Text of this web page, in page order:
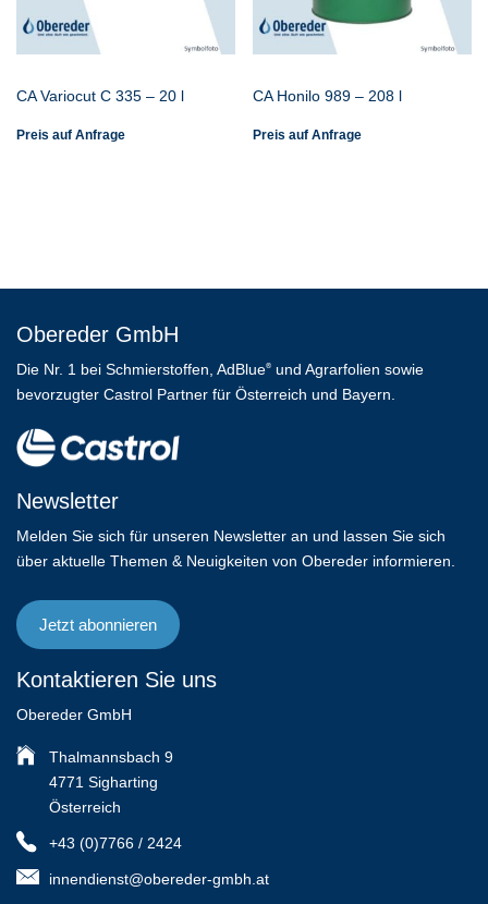
CA Variocut C 335 – 20 l
Preis auf Anfrage
CA Honilo 989 – 208 l
Preis auf Anfrage
Obereder GmbH
Die Nr. 1 bei Schmierstoffen, AdBlue®
und Agrarfolien sowie
bevorzugter Castrol Partner für Österreich und Bayern.
Newsletter
Melden Sie sich für unseren Newsletter an und lassen Sie sich
über aktuelle Themen & Neuigkeiten von Obereder informieren.
Jetzt abonnieren
Kontaktieren Sie uns
Obereder GmbH
Thalmannsbach 9
4771 Sigharting
Österreich
+43 (0)7766 / 2424
innendienst@obereder-gmbh.at